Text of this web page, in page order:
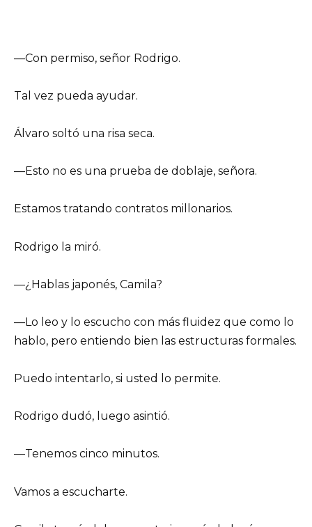
—Con permiso, señor Rodrigo.
Tal vez pueda ayudar.
Álvaro soltó una risa seca.
—Esto no es una prueba de doblaje, señora.
Estamos tratando contratos millonarios.
Rodrigo la miró.
—¿Hablas japonés, Camila?
—Lo leo y lo escucho con más fluidez que como lo
hablo, pero entiendo bien las estructuras formales.
Puedo intentarlo, si usted lo permite.
Rodrigo dudó, luego asintió.
—Tenemos cinco minutos.
Vamos a escucharte.